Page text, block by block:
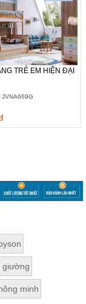
TRẺ EM HIỆN ĐẠI
giường
minh